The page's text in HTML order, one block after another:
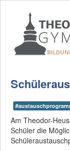
Am Theodor-
Schüler die